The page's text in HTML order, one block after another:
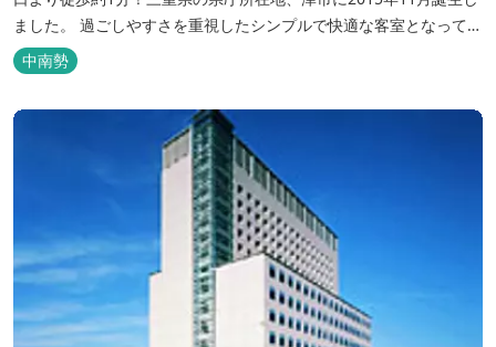
ました。 過ごしやすさを重視したシンプルで快適な客室となってお
り、ベッドはワイドなサイズで、羽毛布団をご用意。女性にやさし
いアメニティグッズを取り揃えており、連泊の方用にコインランド
リーもあります。 ご宿泊者専用の人工温泉大浴場「四季乃湯」で
中南勢